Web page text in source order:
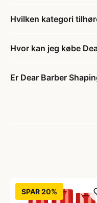
Hvilken kategori
Hvor kan jeg købe
Er Dear Barber
SPAR 20%